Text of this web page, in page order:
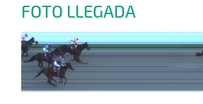
FOTO LLEGADA